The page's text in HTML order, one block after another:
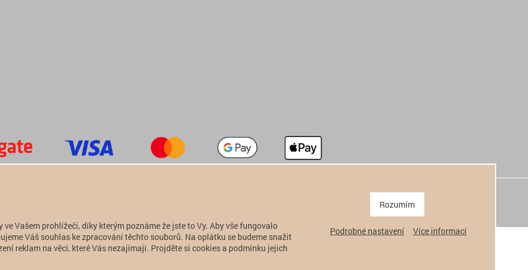
Vašem prohlížeči, díky kterým poznáme že jste to Vy. Aby vše fungovalo
Váš souhlas ke zpracování těchto souborů. Na oplátku se budeme snažit
reklam na věci, které Vás nezajímají. Projděte si cookies a podmínku jejich
Rozumím
Podrobné nastavení Více informací
Copyright 2011 - 2026 alfatactical | vytvořeno adSYSTEM.